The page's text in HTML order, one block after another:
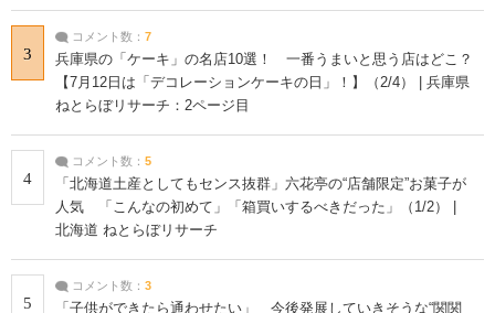
3
コメント数： 7
兵庫県の「ケーキ」の名店10選！ 一番うまいと思う店はどこ？
【7月12日は「デコレーションケーキの日」！】（2/4） | 兵庫県
ねとらぼリサーチ：2ページ目
4
コメント数： 5
「北海道土産としてもセンス抜群」六花亭の“店舗限定”お菓子が
人気 「こんなの初めて」「箱買いするべきだった」（1/2） |
北海道 ねとらぼリサーチ
5
コメント数： 3
「子供ができたら通わせたい」 今後発展していきそうな“関関